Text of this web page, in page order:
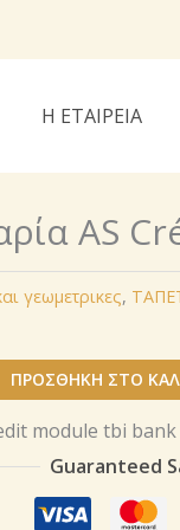
Η ΕΤΑΙΡΕΙΑ
AS
γεωμετρικες,
ΠΡΟΣΘΉΚΗ ΣΤΟ
Guaranteed